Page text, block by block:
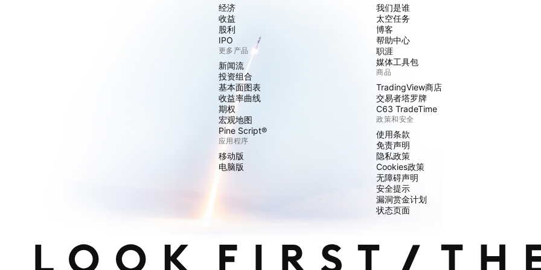
经济
收益
股利
IPO
更多产品
新闻流
投资组合
基本面图表
收益率曲线
期权
宏观地图
Pine Script®
应用程序
移动版
电脑版
我们是谁
太空任务
博客
帮助中心
职涯
媒体工具包
商品
TradingView商店
交易者塔罗牌
C63 TradeTime
政策和安全
使用条款
免责声明
隐私政策
Cookies政策
无障碍声明
安全提示
漏洞赏金计划
状态页面